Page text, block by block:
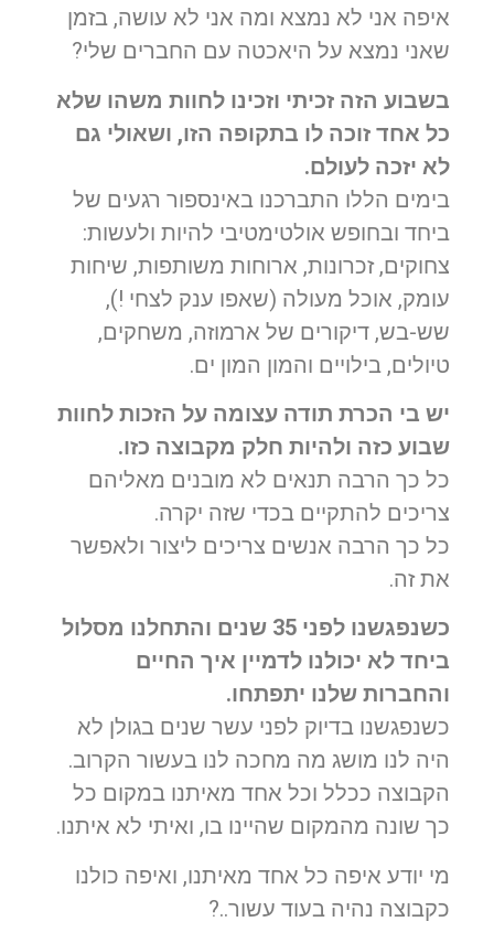
איפה אני לא נמצא ומה אני לא עושה, בזמן
שאני נמצא על היאכטה עם החברים שלי?
בשבוע הזה זכיתי וזכינו לחוות משהו שלא
כל אחד זוכה לו בתקופה הזו, ושאולי גם
לא יזכה לעולם.
בימים הללו התברכנו באינספור רגעים של
ביחד ובחופש אולטימטיבי להיות ולעשות:
צחוקים, זכרונות, ארוחות משותפות, שיחות
עומק, אוכל מעולה (שאפו ענק לצחי !),
שש-בש, דיקורים של ארמוזה, משחקים,
טיולים, בילויים והמון המון ים.
יש בי הכרת תודה עצומה על הזכות לחוות
שבוע כזה ולהיות חלק מקבוצה כזו.
כל כך הרבה תנאים לא מובנים מאליהם
צריכים להתקיים בכדי שזה יקרה.
כל כך הרבה אנשים צריכים ליצור ולאפשר
את זה.
כשנפגשנו לפני 35 שנים והתחלנו מסלול
ביחד לא יכולנו לדמיין איך החיים
והחברות שלנו יתפתחו.
כשנפגשנו בדיוק לפני עשר שנים בגולן לא
היה לנו מושג מה מחכה לנו בעשור הקרוב.
הקבוצה ככלל וכל אחד מאיתנו במקום כל
כך שונה מהמקום שהיינו בו, ואיתי לא איתנו.
מי יודע איפה כל אחד מאיתנו, ואיפה כולנו
כקבוצה נהיה בעוד עשור..?